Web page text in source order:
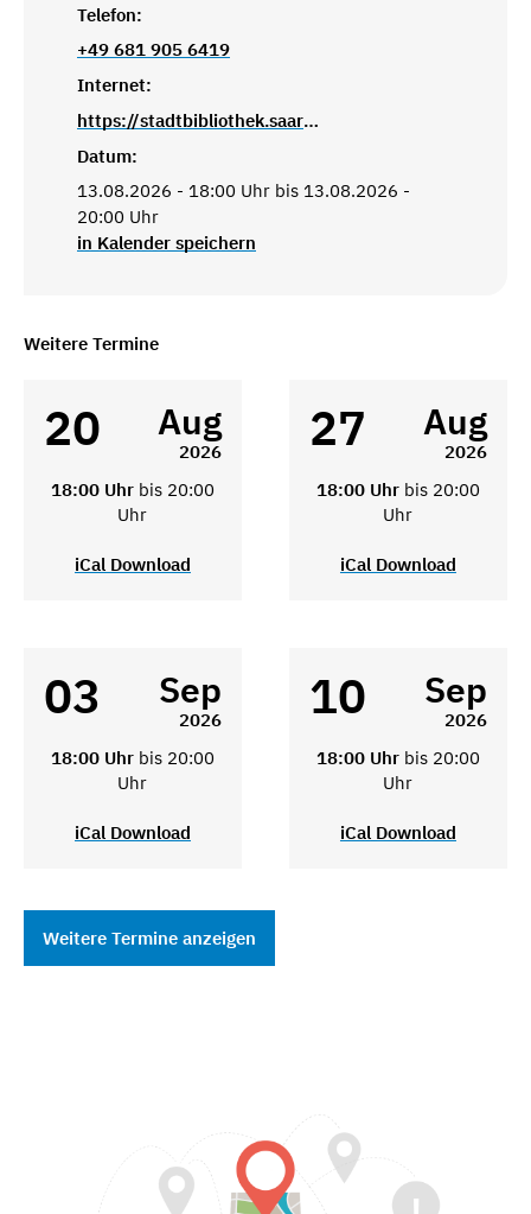
Telefon:
+49 681 905 6419
Internet:
https://stadtbibliothek.saarbruecken.de/standorte/kultur_und_lesetreffs/kultur_und_lesetreff_malstatt
Datum:
13.08.2026 - 18:00 Uhr bis 13.08.2026 -
20:00 Uhr
in Kalender speichern
Weitere Termine
20 Aug
2026
18:00 Uhr bis 20:00
Uhr
iCal Download
27 Aug
2026
18:00 Uhr bis 20:00
Uhr
iCal Download
03 Sep
2026
18:00 Uhr bis 20:00
Uhr
iCal Download
10 Sep
2026
18:00 Uhr bis 20:00
Uhr
iCal Download
Weitere Termine anzeigen